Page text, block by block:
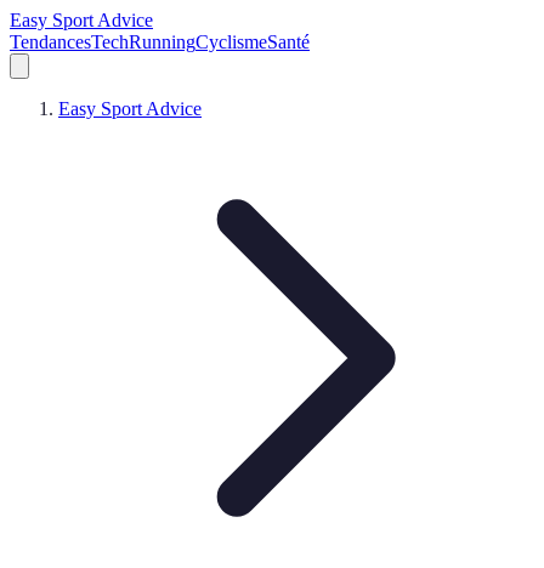
Easy Sport Advice
TendancesTechRunningCyclismeSanté
Easy Sport Advice